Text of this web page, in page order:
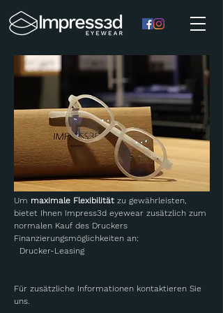
Um maximale Flexibilität zu gewährleisten,
bietet Ihnen Impress3d eyewear zusätzlich zum
normalen Kauf des Druckers
Finanzierungsmöglichkeiten an:
Drucker-Leasing
Für zusätzliche Informationen kontaktieren Sie
uns.